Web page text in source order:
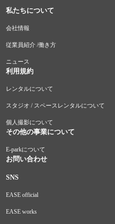
私たちについて
会社情報
従業員紹介 /働き方
ニュース
利用規約
レンタルについて
スタジオ / スペースレンタルについて
個人撮影について
その他の事業について
E-parkについて
お問い合わせ
SNS
EASE official
EASE works